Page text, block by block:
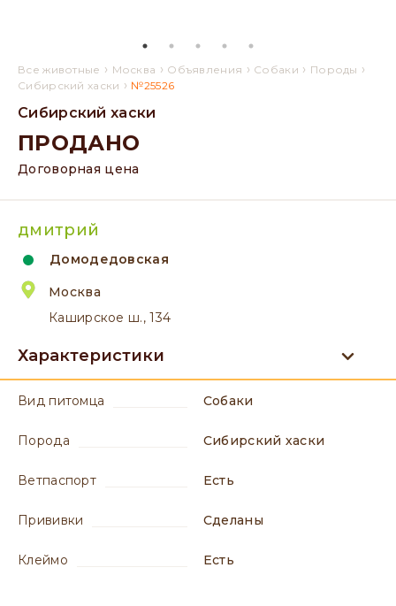
Все животные › Москва › Объявления › Собаки › Породы ›
Сибирский хаски › №25526
Сибирский хаски
ПРОДАНО
Договорная цена
дмитрий
Домодедовская
Москва
Каширское ш., 134
Характеристики
вид питомца Собаки
порода Сибирский хаски
ветпаспорт есть
прививки сделаны
клеймо есть